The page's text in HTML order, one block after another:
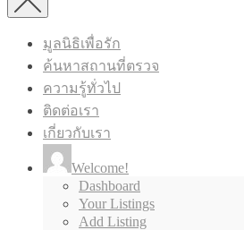
มูลนิธิเพื่อรัก
ค้นหาสถานที่ตรวจ
ความรู้ทั่วไป
ติดต่อเรา
เกี่ยวกับเรา
Welcome!
Dashboard
Your Listings
Add Listing